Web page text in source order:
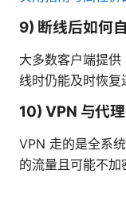
9) 断线后如何
大多数客户端提
线时仍能及时恢复
10) VPN 与代理
VPN 走的是全系
的流量且可能不加